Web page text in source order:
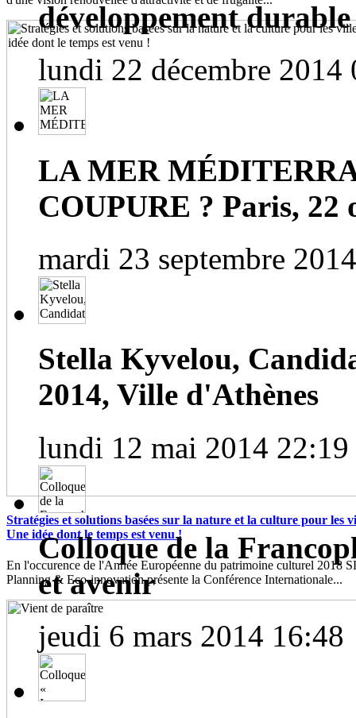
Stratégies et solutions basées sur la nature et la culture pour les
Une idée dont le temps est venu !
En l'occurence de l'Année Européenne du patrimoine culturel 2018
Planning & Eco-innovation présente la Conférence Internationale...
développement
lundi 22 décembre 2014
LA MER
COUPURE ? Paris, 22
mardi 23 septembre
Stella Kyvelou,
2014, Ville d'Athènes
lundi 12 mai 2014 22:19
Colloque de la
et avenir
jeudi 6 mars 2014 16:48